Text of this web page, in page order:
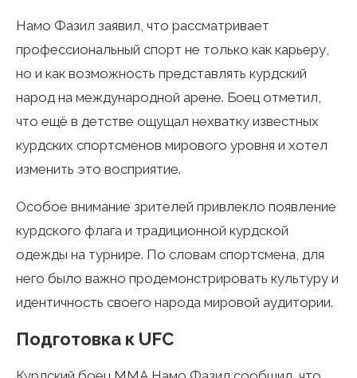
Намо Фазил заявил, что рассматривает
профессиональный спорт не только как карьеру,
но и как возможность представлять курдский
народ на международной арене. Боец отметил,
что ещё в детстве ощущал нехватку известных
курдских спортсменов мирового уровня и хотел
изменить это восприятие.
Особое внимание зрителей привлекло появление
курдского флага и традиционной курдской
одежды на турнире. По словам спортсмена, для
него было важно продемонстрировать культуру и
идентичность своего народа мировой аудитории.
Подготовка к UFC